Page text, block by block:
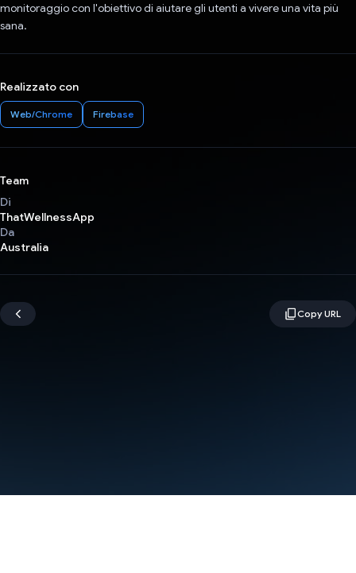
monitoraggio con l'obiettivo di aiutare gli utenti a vivere una vita più
sana.
Realizzato con
Web/Chrome Firebase
Team
Di
ThatWellnessApp
Da
Australia